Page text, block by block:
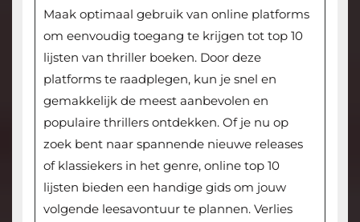
Maak optimaal gebruik van online platforms
om eenvoudig toegang te krijgen tot top 10
lijsten van thriller boeken. Door deze
platforms te raadplegen, kun je snel en
gemakkelijk de meest aanbevolen en
populaire thrillers ontdekken. Of je nu op
zoek bent naar spannende nieuwe releases
of klassiekers in het genre, online top 10
lijsten bieden een handige gids om jouw
volgende leesavontuur te plannen. Verlies